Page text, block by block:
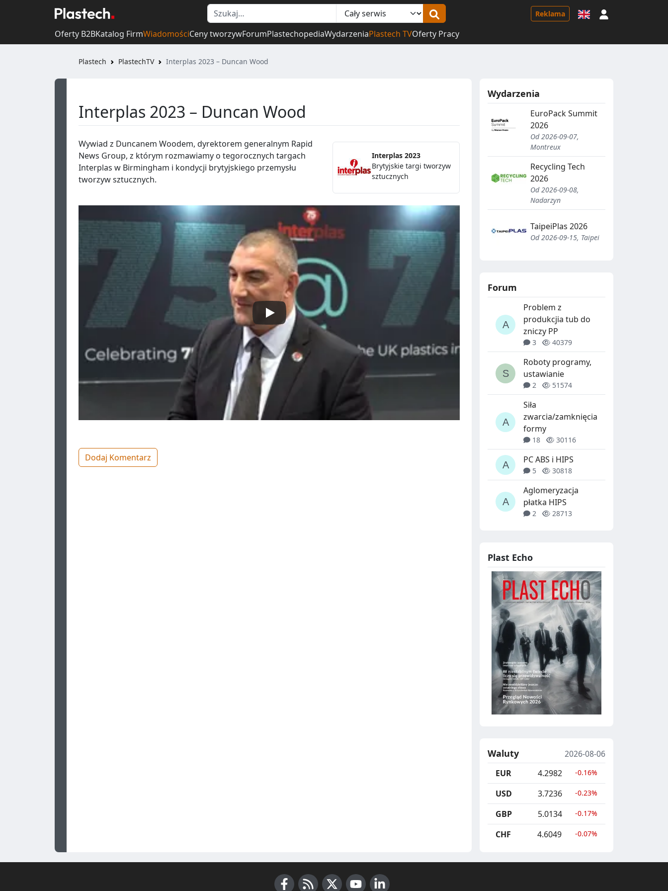
Reklama
Oferty B2BKatalog FirmWiadomościCeny tworzywForumPlastechopediaWydarzeniaPlastech TVOferty Pracy
Plastech PlastechTV Interplas 2023 – Duncan Wood
Interplas 2023 – Duncan Wood
Interplas 2023
Brytyjskie targi tworzyw
sztucznych
Wywiad z Duncanem Woodem, dyrektorem generalnym Rapid
News Group, z którym rozmawiamy o tegorocznych targach
Interplas w Birmingham i kondycji brytyjskiego przemysłu
tworzyw sztucznych.
Dodaj Komentarz
Wydarzenia
EuroPack Summit
2026
Od 2026-09-07,
Montreux
Recycling Tech
2026
Od 2026-09-08,
Nadarzyn
TaipeiPlas 2026
Od 2026-09-15, Taipei
Forum
Problem z
produkcjia tub do
zniczy PP
3 40379
Roboty programy,
ustawianie
2 51574
Siła
zwarcia/zamknięcia
formy
18 30116
PC ABS i HIPS
5 30818
Aglomeryzacja
płatka HIPS
2 28713
Plast Echo
Waluty
2026-08-06
EUR
4.2982 -0.16%
USD 3.7236 -0.23%
GBP 5.0134 -0.17%
CHF 4.6049 -0.07%